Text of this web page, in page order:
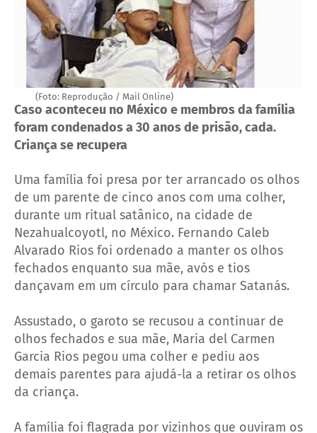
(Foto: Reprodução / Mail Online)
Caso aconteceu no México e membros da família
foram condenados a 30 anos de prisão, cada.
Criança se recupera
Uma família foi presa por ter arrancado os olhos
de um parente de cinco anos com uma colher,
durante um ritual satânico, na cidade de
Nezahualcoyotl, no México. Fernando Caleb
Alvarado Rios foi ordenado a manter os olhos
fechados enquanto sua mãe, avós e tios
dançavam em um círculo para chamar Satanás.
Assustado, o garoto se recusou a continuar de
olhos fechados e sua mãe, Maria del Carmen
Garcia Rios pegou uma colher e pediu aos
demais parentes para ajudá-la a retirar os olhos
da criança.
A família foi flagrada por vizinhos que ouviram os